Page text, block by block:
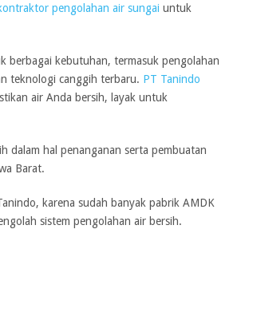
pengolahan air sungai untuk
berbagai kebutuhan, termasuk pengolahan
teknologi canggih terbaru. PT Tanindo
air Anda bersih, layak untuk
dalam hal penanganan serta pembuatan
Barat.
karena sudah banyak pabrik AMDK
sistem pengolahan air bersih.